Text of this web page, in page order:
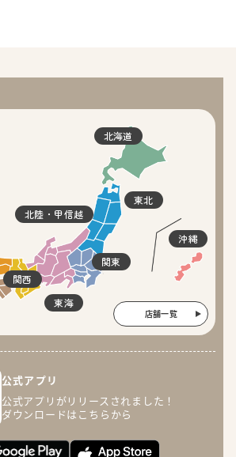
北海道
東北
関東
北陸・甲信越
東海
関西
沖縄
店舗一覧
公式アプリ
公式アプリがリリースされました！
ダウンロードはこちらから